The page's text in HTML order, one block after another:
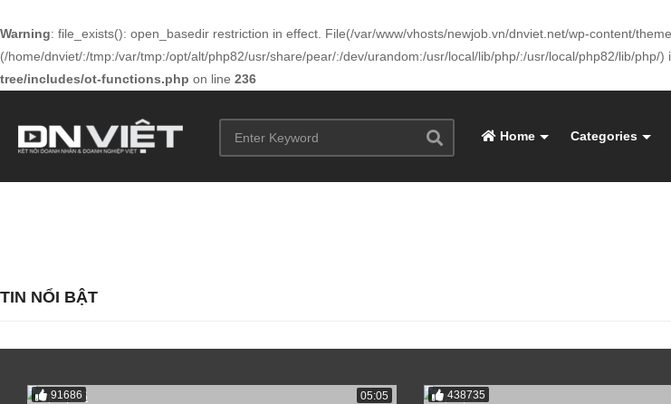
Warning: file_exists(): open_basedir restriction in effect. File(/var/www/vhosts/newjob.vn/dnviet.net/wp-content/
(/home/dnviet/:/tmp:/var/tmp:/opt/alt/php82/usr/share/pear/:/dev/urandom:/usr/local/lib/php/:/usr/local/php82/lib/php/)
tree/includes/ot-functions.php on line 236
Home Categories
TIN NỔI BẬT
91686 05:05 438735